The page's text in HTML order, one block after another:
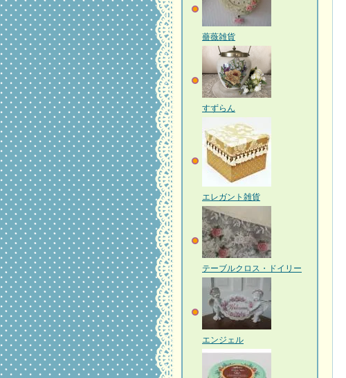
薔薇雑貨
すずらん
エレガント雑貨
テーブルクロス・ドイリー
エンジェル